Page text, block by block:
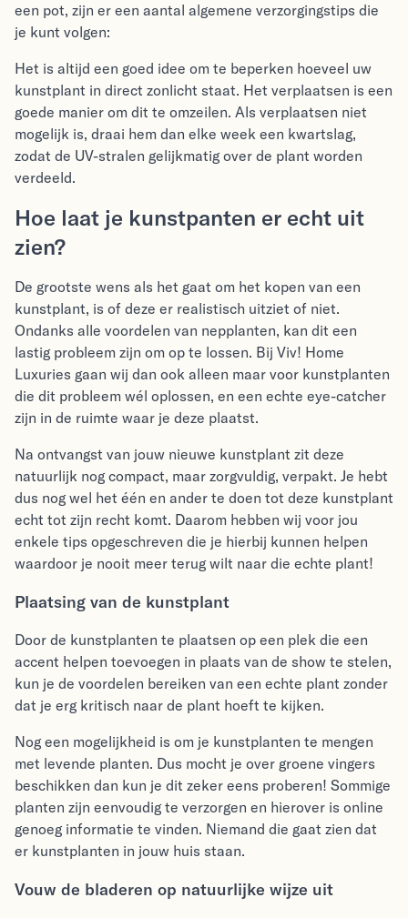
een pot, zijn er een aantal algemene verzorgingstips die
je kunt volgen:
Het is altijd een goed idee om te beperken hoeveel uw
kunstplant in direct zonlicht staat. Het verplaatsen is een
goede manier om dit te omzeilen. Als verplaatsen niet
mogelijk is, draai hem dan elke week een kwartslag,
zodat de UV-stralen gelijkmatig over de plant worden
verdeeld.
Hoe laat je kunstpanten er echt uit
zien?
De grootste wens als het gaat om het kopen van een
kunstplant, is of deze er realistisch uitziet of niet.
Ondanks alle voordelen van nepplanten, kan dit een
lastig probleem zijn om op te lossen. Bij Viv! Home
Luxuries gaan wij dan ook alleen maar voor kunstplanten
die dit probleem wél oplossen, en een echte eye-catcher
zijn in de ruimte waar je deze plaatst.
Na ontvangst van jouw nieuwe kunstplant zit deze
natuurlijk nog compact, maar zorgvuldig, verpakt. Je hebt
dus nog wel het één en ander te doen tot deze kunstplant
echt tot zijn recht komt. Daarom hebben wij voor jou
enkele tips opgeschreven die je hierbij kunnen helpen
waardoor je nooit meer terug wilt naar die echte plant!
Plaatsing van de kunstplant
Door de kunstplanten te plaatsen op een plek die een
accent helpen toevoegen in plaats van de show te stelen,
kun je de voordelen bereiken van een echte plant zonder
dat je erg kritisch naar de plant hoeft te kijken.
Nog een mogelijkheid is om je kunstplanten te mengen
met levende planten. Dus mocht je over groene vingers
beschikken dan kun je dit zeker eens proberen! Sommige
planten zijn eenvoudig te verzorgen en hierover is online
genoeg informatie te vinden. Niemand die gaat zien dat
er kunstplanten in jouw huis staan.
Vouw de bladeren op natuurlijke wijze uit